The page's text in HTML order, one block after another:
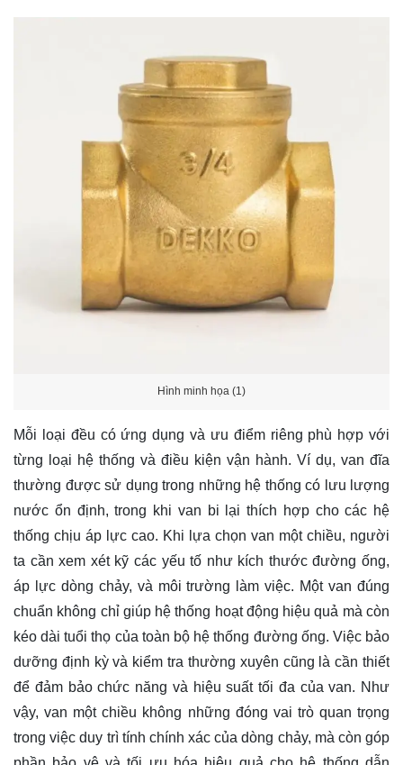
Hình minh họa (1)
Mỗi loại đều có ứng dụng và ưu điểm riêng phù hợp với
từng loại hệ thống và điều kiện vận hành. Ví dụ, van đĩa
thường được sử dụng trong những hệ thống có lưu lượng
nước ổn định, trong khi van bi lại thích hợp cho các hệ
thống chịu áp lực cao. Khi lựa chọn van một chiều, người
ta cần xem xét kỹ các yếu tố như kích thước đường ống,
áp lực dòng chảy, và môi trường làm việc. Một van đúng
chuẩn không chỉ giúp hệ thống hoạt động hiệu quả mà còn
kéo dài tuổi thọ của toàn bộ hệ thống đường ống. Việc bảo
dưỡng định kỳ và kiểm tra thường xuyên cũng là cần thiết
để đảm bảo chức năng và hiệu suất tối đa của van. Như
vậy, van một chiều không những đóng vai trò quan trọng
trong việc duy trì tính chính xác của dòng chảy, mà còn góp